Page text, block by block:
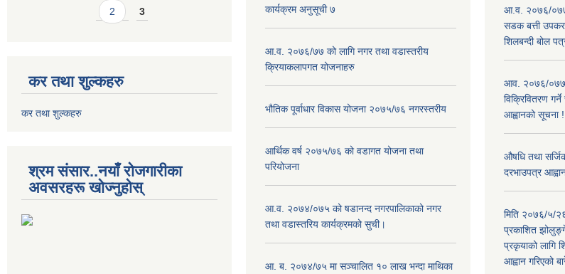
2 3
कर तथा शुल्कहरु
कर तथा शुल्कहरु
श्रम संसार..नयाँ रोजगारीका
अवसरहरू खोज्नुहोस्
कार्यक्रम अनुसूची ७
आ.व. २०७६/७७ को लागि नगर तथा वडास्तरीय
क्रियाकलापगत योजनाहरु
भौतिक पूर्वाधार विकास योजना २०७५/७६ नगरस्तरीय
आर्थिक वर्ष २०७५/७६ को वडागत योजना तथा
परियोजना
आ.व. २०७४/०७५ को षडानन्द नगरपालिकाको नगर
तथा वडास्तरिय कार्यक्रमको सुची।
आ. ब. २०७४/७५ मा सञ्चालित १० लाख भन्दा माथिका
आ.व. २०७६/०७७
सडक बत्ती
शिलबन्दी बोल
आव. २०७६/०७७
विक्रिवितरण
आह्वानको सूचना
औषधि तथा
दरभाउपत्र
मिति २०७६/५/
प्रकाशित झोलुङ्गे
प्रकृयाको लागि
आह्वान गरिएको